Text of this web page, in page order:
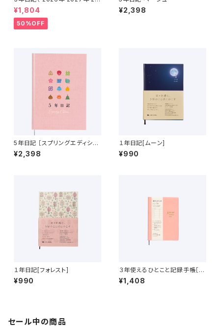
28年 ）
¥1,804
50%OFF
¥2,398
5年日記 ［スプリングエディショ
ン］ さくら色
¥2,398
１年日記[ムーン]
¥990
１年日記[フォレスト]
¥990
３年使えるひとこと記録手帳［ク
ラシックローズ］
¥1,408
セール中の商品